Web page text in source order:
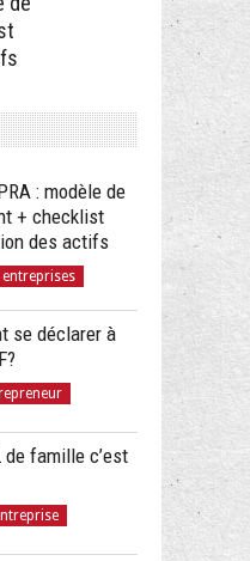
: modèle de
+ checklist
des actifs
se déclarer à
de famille c’est